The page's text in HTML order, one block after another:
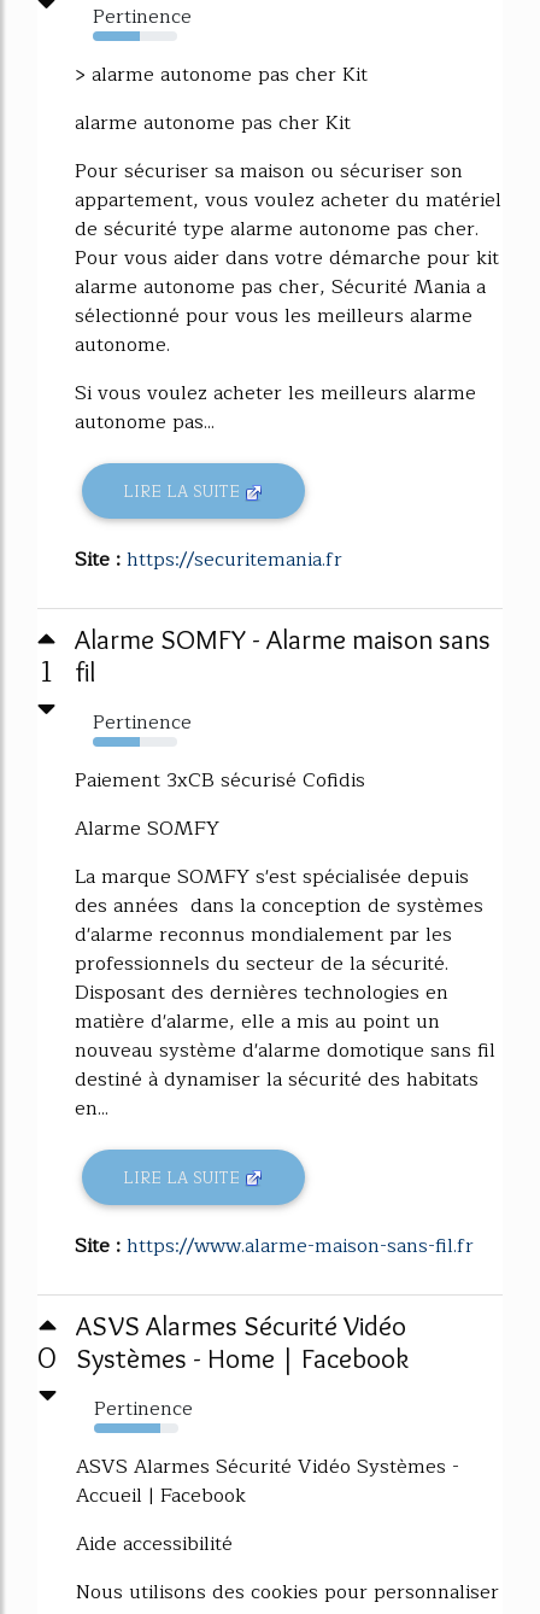
Pertinence
56%
> alarme autonome pas cher Kit
alarme autonome pas cher Kit
Pour sécuriser sa maison ou sécuriser son
appartement, vous voulez acheter du matériel
de sécurité type alarme autonome pas cher.
Pour vous aider dans votre démarche pour kit
alarme autonome pas cher, Sécurité Mania a
sélectionné pour vous les meilleurs alarme
autonome.
Si vous voulez acheter les meilleurs alarme
autonome pas...
LIRE LA SUITE
Site :https://securitemania.fr
1
Alarme SOMFY - Alarme maison sans
fil
Pertinence
56%
Paiement 3xCB sécurisé Cofidis
Alarme SOMFY
La marque SOMFY s'est spécialisée depuis
des années dans la conception de systèmes
d'alarme reconnus mondialement par les
professionnels du secteur de la sécurité.
Disposant des dernières technologies en
matière d'alarme, elle a mis au point un
nouveau système d'alarme domotique sans fil
destiné à dynamiser la sécurité des habitats
en...
LIRE LA SUITE
Site :https://www.alarme-maison-sans-fil.fr
0
ASVS Alarmes Sécurité Vidéo
Systèmes - Home | Facebook
Pertinence
78%
ASVS Alarmes Sécurité Vidéo Systèmes -
Accueil | Facebook
Aide accessibilité
Nous utilisons des cookies pour personnaliser